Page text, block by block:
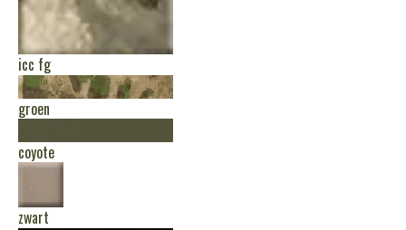
icc fg
groen
coyote
zwart